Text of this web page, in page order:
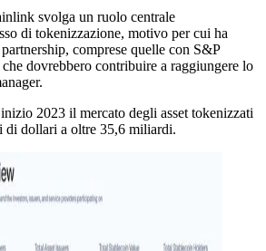
svolga un ruolo centrale
di tokenizzazione, motivo per cui ha
comprese quelle con S&P
dovrebbero contribuire a raggiungere lo
2023 il mercato degli asset tokenizzati
di dollari a oltre 35,6 miliardi.